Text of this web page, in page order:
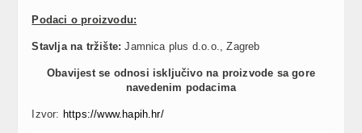
Podaci o proizvodu:
Stavlja na tržište:Jamnica plus d.o.o., Zagreb
Obavijest se odnosi isključivo na proizvode sa gore
navedenim podacima
Izvor: https://www.hapih.hr/